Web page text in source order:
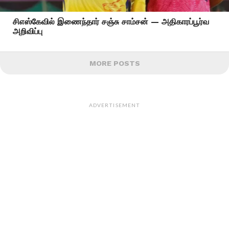
சிஎஸ்கேவில் இணைந்தார் சஞ்சு சாம்சன் — அதிகாரப்பூர்வ
அறிவிப்பு
MORE POSTS
ADVERTISEMENT